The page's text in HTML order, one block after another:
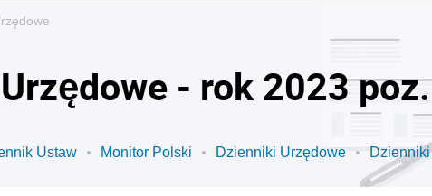
- rok 2023
Ustaw Monitor Polski Dzienniki Urzędowe